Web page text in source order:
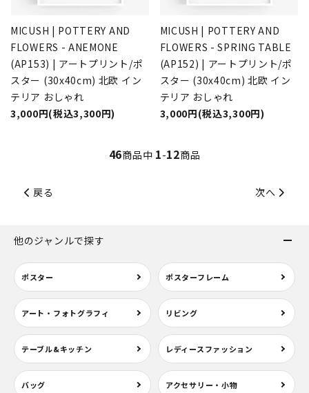
MICUSH | POTTERY AND
FLOWERS - ANEMONE
(AP153) | アートプリント/ポ
スター (30x40cm) 北欧 イン
テリア おしゃれ
3,000円(税込3,300円)
MICUSH | POTTERY AND
FLOWERS - SPRING TABLE
(AP152) | アートプリント/ポ
スター (30x40cm) 北欧 イン
テリア おしゃれ
3,000円(税込3,300円)
46商品中 1-12商品
戻る 次へ
他のジャンルで探す
ポスター ポスターフレーム
アート・フォトグラフィ リビング
テーブル&キッチン レディースファッション
バッグ アクセサリー・小物